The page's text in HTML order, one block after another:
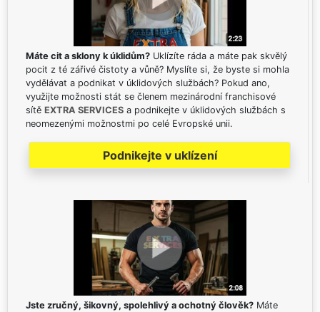
Máte cit a sklony k úklidům? Uklízíte ráda a máte pak skvělý
pocit z té zářivé čistoty a vůně? Myslíte si, že byste si mohla
vydělávat a podnikat v úklidových službách? Pokud ano,
využijte možnosti stát se členem mezinárodní franchisové
sítě EXTRA SERVICES a podnikejte v úklidových službách s
neomezenými možnostmi po celé Evropské unii.
Podnikejte v uklízení
Jste zručný, šikovný, spolehlivý a ochotný člověk? Máte